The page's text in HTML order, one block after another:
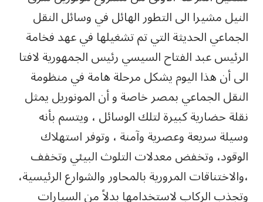
النيل مشيرا الى التطور الهائل في وسائل النقل
الجماعي الحديثة التي تم تشغيلها في عهد فخامة
الرئيس عبد الفتاح السيسي رئيس الجمهورية لافتا
الى أن هذا اليوم يشكل مرحلة هامة في منظومة
النقل الجماعي بمصر خاصة و أن المونوريل يمثل
نقلة حضارية ‏كبيرة لتلك الوسائل ، ويتسم بأنه
وسيلة سريعة وعصرية وآمنة ، وتوفر استهلاك
الوقود، ‏‏وتخفض معدلات التلوث البيئي وتخفف
،والاختناقات المرورية بالمحاور والشوارع الرئيسية،
‏وتجذب الركاب لاستخدامها ‏بدلاً من السيارات